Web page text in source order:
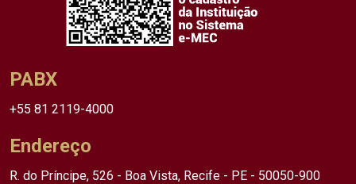
PABX
+55 81 2119-4000
Endereço
R. do Príncipe, 526 - Boa Vista, Recife - PE - 50050-900